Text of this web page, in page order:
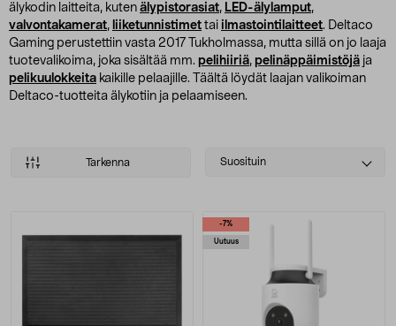
älykodin laitteita, kuten älypistorasiat, LED-älylamput,
valvontakamerat, liiketunnistimet tai ilmastointilaitteet. Deltaco
Gaming perustettiin vasta 2017 Tukholmassa, mutta sillä on jo laaja
tuotevalikoima, joka sisältää mm. pelihiiriä, pelinäppäimistöjä ja
pelikuulokkeita kaikille pelaajille. Täältä löydät laajan valikoiman
Deltaco-tuotteita älykotiin ja pelaamiseen.
Tarkenna
Select
Suosituin
-7%
Uutuus